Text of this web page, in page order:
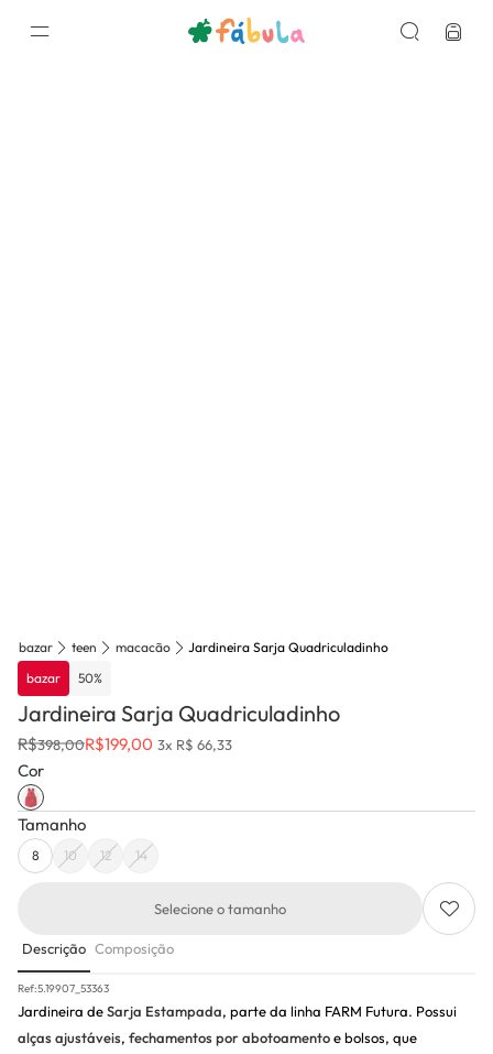
bazar teen macacão
Jardineira Sarja Quadriculadinho
bazar
50%
Jardineira Sarja Quadriculadinho
R$398,00R$199,00 3x R$ 66,33
Cor
Tamanho
8 10 12 14
Selecione o tamanho
Descrição Composição
Ref:5.19907_53363
Jardineira deSarja Estampada, parte da linha FARM Futura. Possui
alças ajustáveis, fechamentos por abotoamentoe bolsos, que